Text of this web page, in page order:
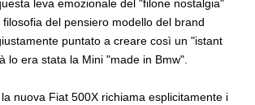
leva emozionale del "filone nostalgia"
del pensiero modello del brand
puntato a creare così un "istant
lo era stata la Mini "made in Bmw".
nuova Fiat 500X richiama esplicitamente i